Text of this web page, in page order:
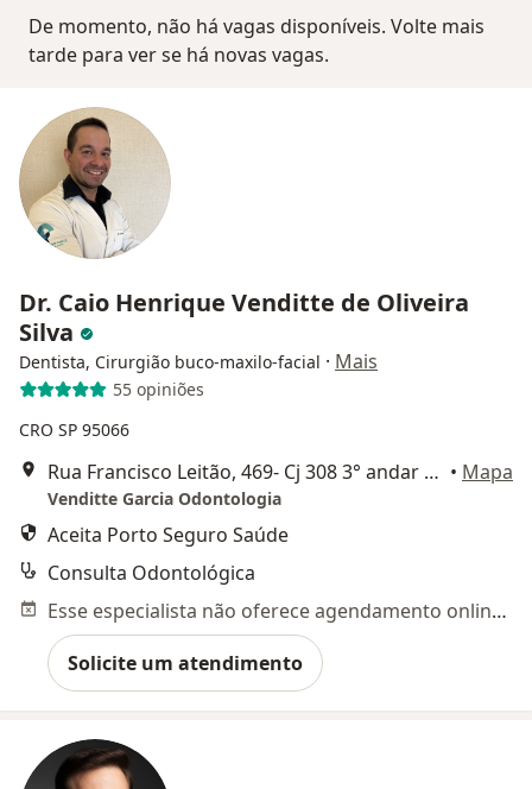
De momento, não há vagas disponíveis. Volte mais
tarde para ver se há novas vagas.
Dr. Caio Henrique Venditte de Oliveira
Silva
Dentista, Cirurgião buco-maxilo-facial · Mais
55 opiniões
CRO SP 95066
Rua Francisco Leitão, 469- Cj 308 3° andar PINHEIROS-SP, São Paulo • Mapa
Venditte Garcia Odontologia
Aceita Porto Seguro Saúde
Consulta Odontológica
Esse especialista não oferece agendamento online para esse endereço.
Solicite um atendimento